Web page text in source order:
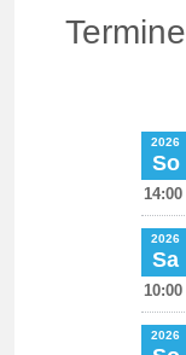
Termine